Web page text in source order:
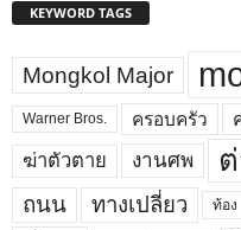
KEYWORD TAGS
Mongkol Major
Warner Bros. ครอบครัว
ฆ่าตัวตาย
งานศพ
ถนน ทางเปลี่ยว ท้อง